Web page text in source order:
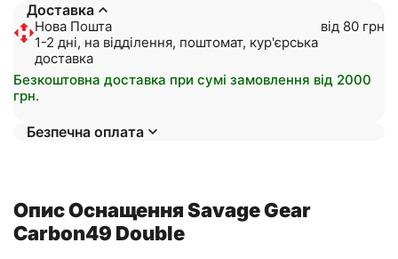
Доставка
Нова Пошта
1-2 дні, на відділення, поштомат, кур'єрська
доставка
від 80 грн
Безкоштовна доставка при сумі замовлення від 2000
грн.
Безпечна оплата
Опис Оснащення Savage Gear
Carbon49 Double